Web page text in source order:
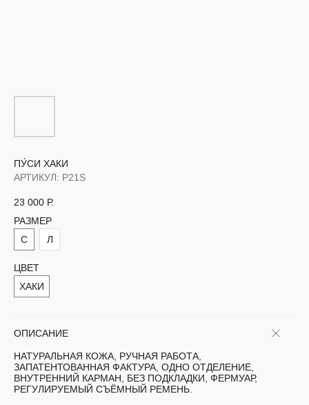
ПУ́СИ ХАКИ
АРТИКУЛ: P21S
23 000 Р.
РАЗМЕР
С
Л
ЦВЕТ
ХАКИ
ОПИСАНИЕ
НАТУРАЛЬНАЯ КОЖА, РУЧНАЯ РАБОТА,
ЗАПАТЕНТОВАННАЯ ФАКТУРА, ОДНО ОТДЕЛЕНИЕ,
ВНУТРЕННИЙ КАРМАН, БЕЗ ПОДКЛАДКИ, ФЕРМУАР,
РЕГУЛИРУЕМЫЙ СЪЁМНЫЙ РЕМЕНЬ.